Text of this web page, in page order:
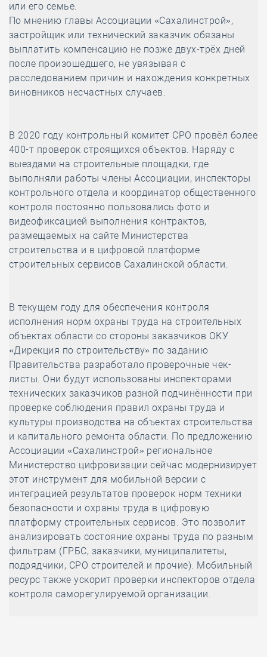
или его семье.
По мнению главы Ассоциации «Сахалинстрой»,
застройщик или технический заказчик обязаны
выплатить компенсацию не позже двух-трёх дней
после произошедшего, не увязывая с
расследованием причин и нахождения конкретных
виновников несчастных случаев.
В 2020 году контрольный комитет СРО провёл более
400-т проверок строящихся объектов. Наряду с
выездами на строительные площадки, где
выполняли работы члены Ассоциации, инспекторы
контрольного отдела и координатор общественного
контроля постоянно пользовались фото и
видеофиксацией выполнения контрактов,
размещаемых на сайте Министерства
строительства и в цифровой платформе
строительных сервисов Сахалинской области.
В текущем году для обеспечения контроля
исполнения норм охраны труда на строительных
объектах области со стороны заказчиков ОКУ
«Дирекция по строительству» по заданию
Правительства разработало проверочные чек-
листы. Они будут использованы инспекторами
технических заказчиков разной подчинённости при
проверке соблюдения правил охраны труда и
культуры производства на объектах строительства
и капитального ремонта области. По предложению
Ассоциации «Сахалинстрой» региональное
Министерство цифровизации сейчас модернизирует
этот инструмент для мобильной версии с
интеграцией результатов проверок норм техники
безопасности и охраны труда в цифровую
платформу строительных сервисов. Это позволит
анализировать состояние охраны труда по разным
фильтрам (ГРБС, заказчики, муниципалитеты,
подрядчики, СРО строителей и прочие). Мобильный
ресурс также ускорит проверки инспекторов отдела
контроля саморегулируемой организации.